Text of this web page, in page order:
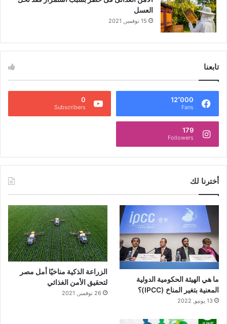
العسل
15 نوفمبر, 2021
تابعنا
12٬000
Fans
0
Subscribers
179
Followers
أخترنا لك
ما هي الهيئة الحكومية الدولية
المعنية بتغير المناخ (IPCC)؟
13 يونيو, 2022
الزراعة الذكية مناخيًا أمل مصر
لتحقيق الأمن الغذائي
26 نوفمبر, 2021